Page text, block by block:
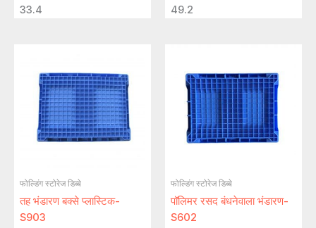
33.4
49.2
फोल्डिंग स्टोरेज डिब्बे
तह भंडारण बक्से प्लास्टिक-
S903
फोल्डिंग स्टोरेज डिब्बे
पॉलिमर रसद बंधनेवाला भंडारण-
S602